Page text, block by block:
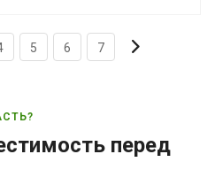
5 6 7
перед